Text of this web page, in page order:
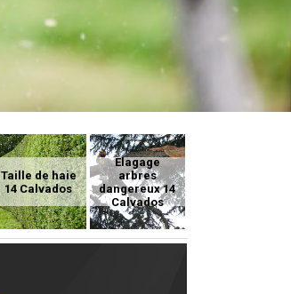
Taille de haie
14 Calvados
Elagage
arbres
dangereux 14
Calvados